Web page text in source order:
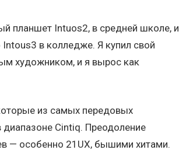
планшет Intuos2, в средней школе, и
Intous3 в колледже. Я купил свой
художником, и я вырос как
из самых передовых
диапазоне Cintiq. Преодоление
— особенно 21UX, бышими хитами.